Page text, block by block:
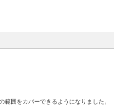
囲をカバーできるようになりました。